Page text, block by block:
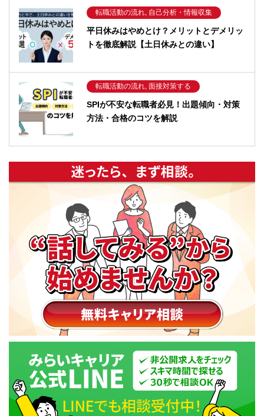
転職活動の流れ, 自己分析・情報収集
平日休みはやめとけ？メリットとデメリッ
トを徹底解説【土日休みとの違い】
転職活動の流れ, 面接対策する
SPIが不安な転職者必見！出題傾向・対策
方法・合格のコツを解説